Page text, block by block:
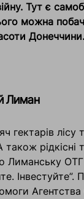
Тут є
можна
Донеччини.
Лиман
гектарів лісу
рідкісні
ОТГ